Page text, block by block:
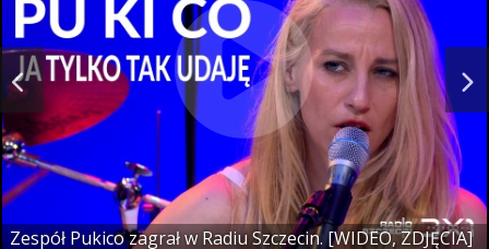
Zespół Pukico zagrał w Radiu Szczecin. [WIDEO, ZDJĘCIA]